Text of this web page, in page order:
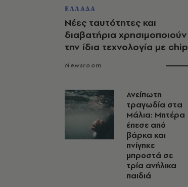
ΕΛΛΑΔΑ
Νέες ταυτότητες και
διαβατήρια χρησιμοποιούν
την ίδια τεχνολογία με chip
Newsroom
Ανείπωτη
τραγωδία στα
Μάλια: Μητέρα
έπεσε από
βάρκα και
πνίγηκε
μπροστά σε
τρία ανήλικα
παιδιά